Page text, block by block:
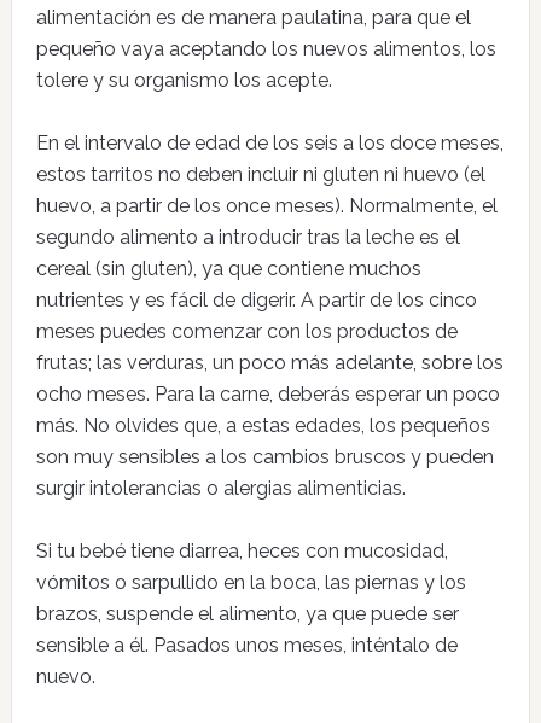
alimentación es de manera paulatina, para que el
pequeño vaya aceptando los nuevos alimentos, los
tolere y su organismo los acepte.
En el intervalo de edad de los seis a los doce meses,
estos tarritos no deben incluir ni gluten ni huevo (el
huevo, a partir de los once meses). Normalmente, el
segundo alimento a introducir tras la leche es el
cereal (sin gluten), ya que contiene muchos
nutrientes y es fácil de digerir. A partir de los cinco
meses puedes comenzar con los productos de
frutas; las verduras, un poco más adelante, sobre los
ocho meses. Para la carne, deberás esperar un poco
más. No olvides que, a estas edades, los pequeños
son muy sensibles a los cambios bruscos y pueden
surgir intolerancias o alergias alimenticias.
Si tu bebé tiene diarrea, heces con mucosidad,
vómitos o sarpullido en la boca, las piernas y los
brazos, suspende el alimento, ya que puede ser
sensible a él. Pasados unos meses, inténtalo de
nuevo.